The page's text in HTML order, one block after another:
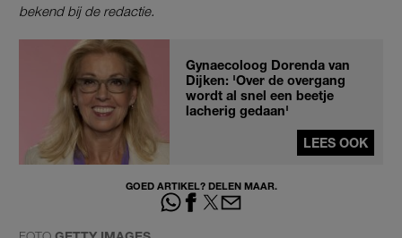
bekend bij de redactie.
Gynaecoloog Dorenda van
Dijken: 'Over de overgang
wordt al snel een beetje
lacherig gedaan'
LEES OOK
GOED ARTIKEL? DELEN MAAR.